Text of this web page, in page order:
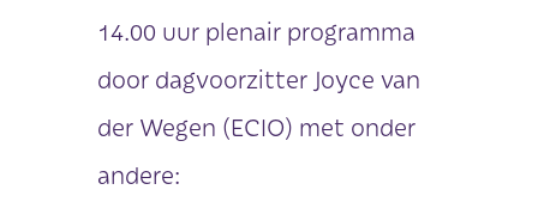
14.00 uur plenair programma
door dagvoorzitter Joyce van
der Wegen (ECIO) met onder
andere: